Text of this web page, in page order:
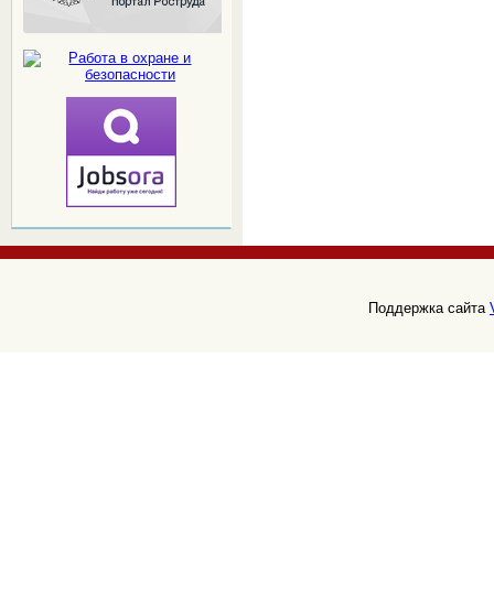
Поддержка сайта